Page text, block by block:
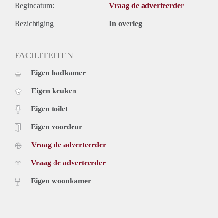
Begindatum: Vraag de adverteerder
Bezichtiging In overleg
FACILITEITEN
Eigen badkamer
Eigen keuken
Eigen toilet
Eigen voordeur
Vraag de adverteerder
Vraag de adverteerder
Eigen woonkamer